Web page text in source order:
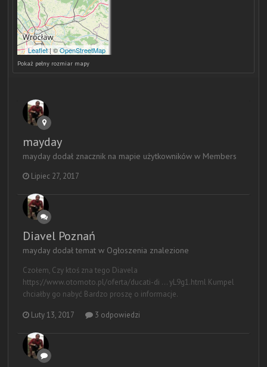
Pokaż pełny rozmiar mapy
mayday
mayday dodał znacznik na mapie użytkowników w Members
Lipiec 27, 2017
Diavel Poznań
mayday dodał temat w Ogłoszenia znalezione
Czołem, Czy ktoś zna tego Diavela
https://www.otomoto.pl/oferta/ducati-di ... yL9g1.html Kumpel
chciałby go nabyć Bardzo proszę o informacje.
Luty 13, 2017 3 odpowiedzi